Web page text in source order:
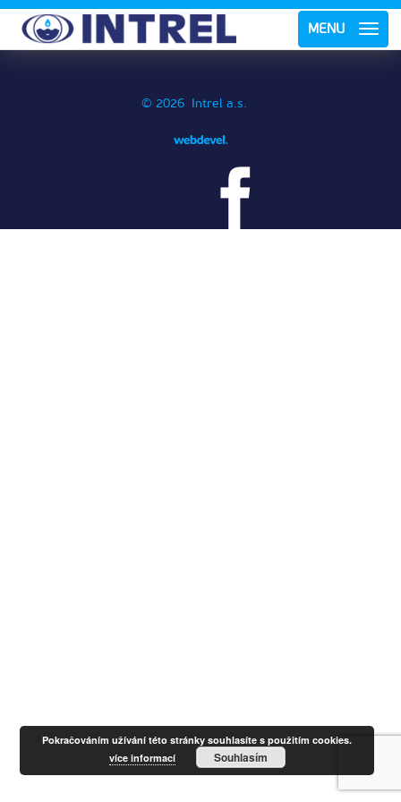
MENU
© 2026 Intrel a.s.
Pokračováním užívání této stránky souhlasíte s použitím cookies.
více informací
Souhlasím